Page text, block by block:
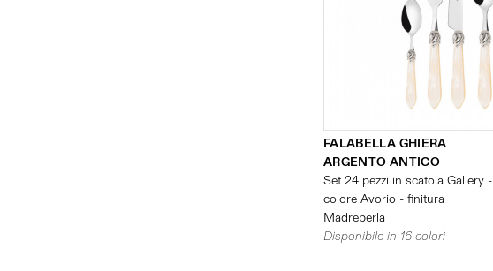
FALABELLA GHIERA
ARGENTO ANTICO
Set 24 pezzi in scatola Gallery -
colore Avorio - finitura
Madreperla
Disponibile in 16 colori